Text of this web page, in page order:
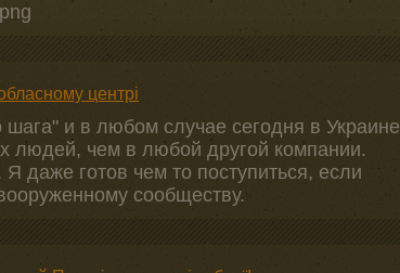
центрі
шага" и в любом случае сегодня в Украине
людей, чем в любой другой компании.
даже готов чем то поступиться, если
сообществу.